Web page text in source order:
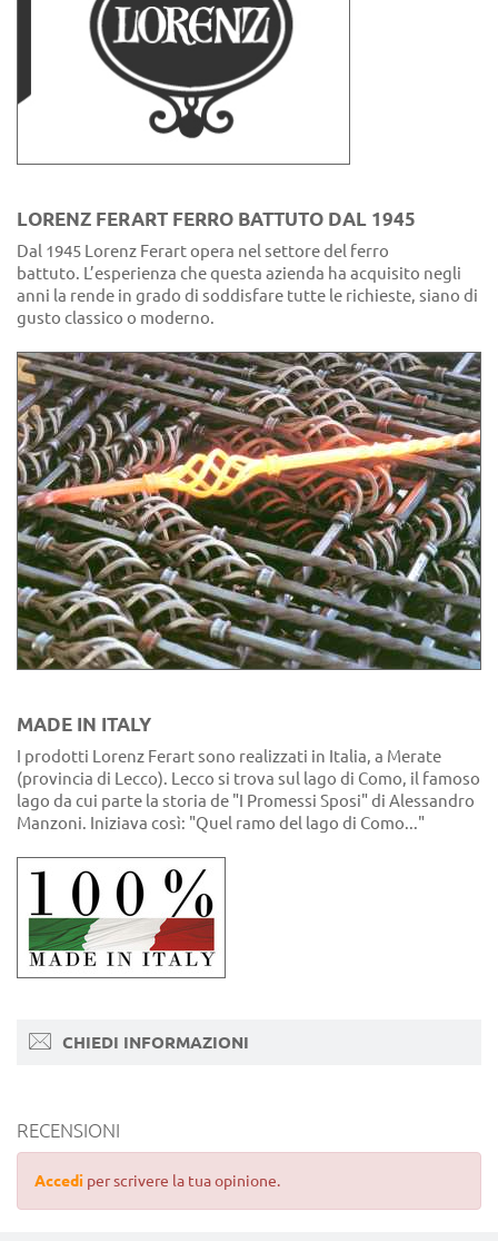
LORENZ FERART FERRO BATTUTO DAL 1945
Dal 1945 Lorenz Ferart opera nel settore del ferro
battuto. L’esperienza che questa azienda ha acquisito negli
anni la rende in grado di soddisfare tutte le richieste, siano di
gusto classico o moderno.
MADE IN ITALY
I prodotti Lorenz Ferart sono realizzati in Italia, a Merate
(provincia di Lecco). Lecco si trova sul lago di Como, il famoso
lago da cui parte la storia de "I Promessi Sposi" di Alessandro
Manzoni. Iniziava così: "Quel ramo del lago di Como..."
CHIEDI INFORMAZIONI
RECENSIONI
Accedi per scrivere la tua opinione.